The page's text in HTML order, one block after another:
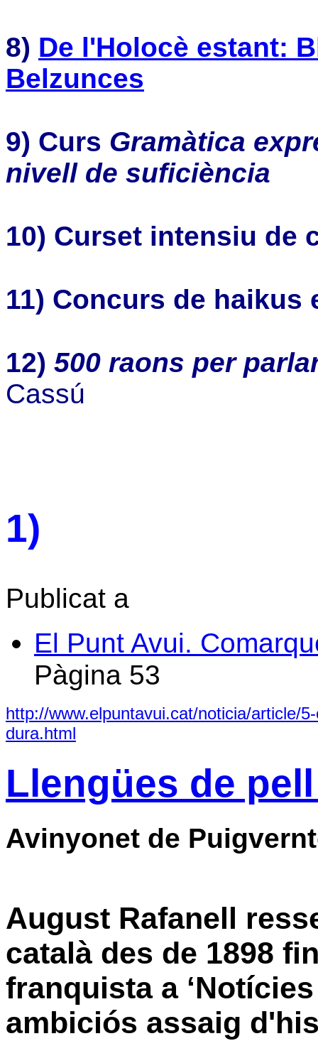
8) De l'Holocè estant:
Belzunces
9) Curs Gramàtica
nivell de suficiència
10) Curset intensiu de
11) Concurs de haikus
12) 500 raons per
Cassú
1)
Publicat a
El Punt Avui.
Pàgina 53
http://www.elpuntavui.cat/noticia/article/
dura.html
Llengües de
Avinyonet de
August Rafanell
català des de 1898
franquista a
ambiciós assaig